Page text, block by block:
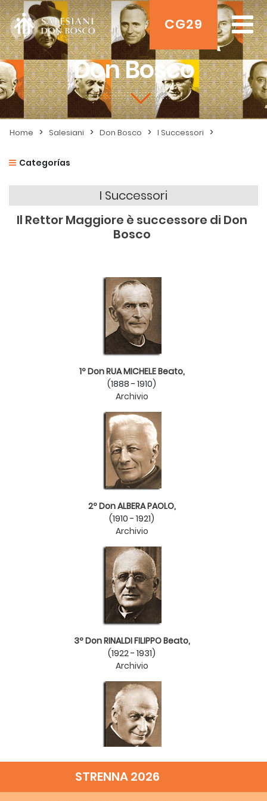
CG29
Don Bosco
Home > Salesiani > Don Bosco > I Successori >
Categorías
I Successori
Il Rettor Maggiore è successore di Don
Bosco
1º Don RUA MICHELE Beato,
(1888 - 1910)
Archivio
2º Don ALBERA PAOLO,
(1910 - 1921)
Archivio
3º Don RINALDI FILIPPO Beato,
(1922 - 1931)
Archivio
4º Don RICALDONE PIETRO,
STRENNA 2026